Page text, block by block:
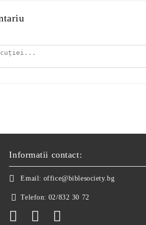
Informatii contact:
Email: office@biblesociety.bg
Telefon: 02/832 30 72